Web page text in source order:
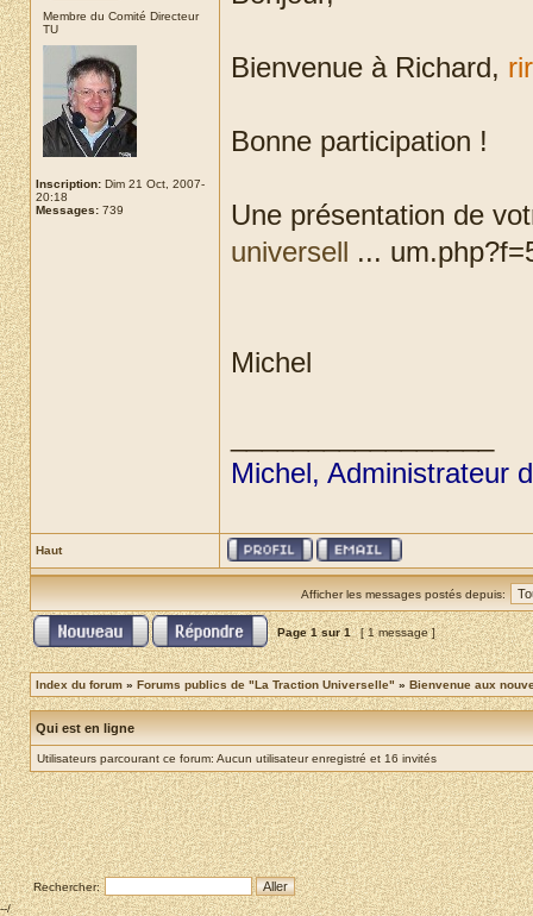
Membre du Comité Directeur
TU
Inscription: Dim 21 Oct, 2007-
20:18
Messages: 739
Bienvenue à Richard,
Bonne participation !
Une présentation de
universell ...
Michel
Michel, Administrateur
Haut
Afficher les messages postés depuis:
Page1sur1 [ 1 message ]
Index du forum » Forums publics de "La Traction Universelle" » Bienvenue aux
Qui est en ligne
Utilisateurs parcourant ce forum: Aucun utilisateur enregistré et 16 invités
Rechercher:
--/